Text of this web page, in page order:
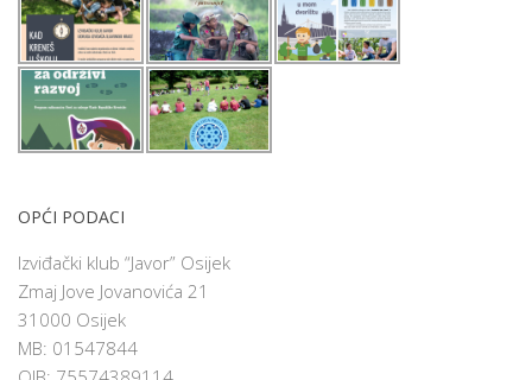
OPĆI PODACI
Izviđački klub “Javor” Osijek
Zmaj Jove Jovanovića 21
31000 Osijek
MB: 01547844